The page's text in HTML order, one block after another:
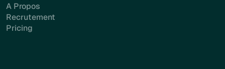
A Propos
Recrutement
Pricing